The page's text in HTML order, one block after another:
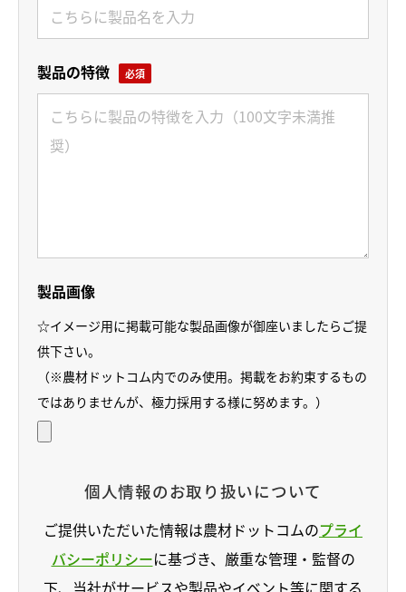
製品の特徴
製品画像
☆イメージ用に掲載可能な製品画像が御座いましたらご提
供下さい。
（※農材ドットコム内でのみ使用。掲載をお約束するもの
ではありませんが、極力採用する様に努めます。）
個人情報のお取り扱いについて
ご提供いただいた情報は農材ドットコムのプライ
バシーポリシーに基づき、厳重な管理・監督の
下、当社がサービスや製品やイベント等に関する